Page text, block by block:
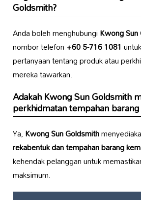
Goldsmith?
Anda boleh menghubungiKwong
nombor telefon+60 5-716 1081
pertanyaan tentang produk atau
mereka tawarkan.
AdakahKwong Sun Goldsmith
perkhidmatan tempahan
Ya,Kwong Sun Goldsmith
rekabentuk dan tempahan barang
kehendak pelanggan untuk
maksimum.